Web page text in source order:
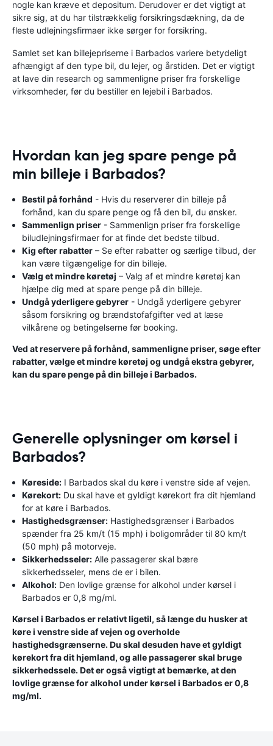
nogle kan kræve et depositum. Derudover er det vigtigt at
sikre sig, at du har tilstrækkelig forsikringsdækning, da de
fleste udlejningsfirmaer ikke sørger for forsikring.
Samlet set kan billejepriserne i Barbados variere betydeligt
afhængigt af den type bil, du lejer, og årstiden. Det er vigtigt
at lave din research og sammenligne priser fra forskellige
virksomheder, før du bestiller en lejebil i Barbados.
Hvordan kan jeg spare penge på
min billeje i Barbados?
Bestil på forhånd - Hvis du reserverer din billeje på
forhånd, kan du spare penge og få den bil, du ønsker.
Sammenlign priser - Sammenlign priser fra forskellige
biludlejningsfirmaer for at finde det bedste tilbud.
Kig efter rabatter – Se efter rabatter og særlige tilbud, der
kan være tilgængelige for din billeje.
Vælg et mindre køretøj – Valg af et mindre køretøj kan
hjælpe dig med at spare penge på din billeje.
Undgå yderligere gebyrer - Undgå yderligere gebyrer
såsom forsikring og brændstofafgifter ved at læse
vilkårene og betingelserne før booking.
Ved at reservere på forhånd, sammenligne priser, søge efter
rabatter, vælge et mindre køretøj og undgå ekstra gebyrer,
kan du spare penge på din billeje i Barbados.
Generelle oplysninger om kørsel i
Barbados?
Køreside: I Barbados skal du køre i venstre side af vejen.
Kørekort: Du skal have et gyldigt kørekort fra dit hjemland
for at køre i Barbados.
Hastighedsgrænser: Hastighedsgrænser i Barbados
spænder fra 25 km/t (15 mph) i boligområder til 80 km/t
(50 mph) på motorveje.
Sikkerhedsseler: Alle passagerer skal bære
sikkerhedsseler, mens de er i bilen.
Alkohol: Den lovlige grænse for alkohol under kørsel i
Barbados er 0,8 mg/ml.
Kørsel i Barbados er relativt ligetil, så længe du husker at
køre i venstre side af vejen og overholde
hastighedsgrænserne. Du skal desuden have et gyldigt
kørekort fra dit hjemland, og alle passagerer skal bruge
sikkerhedssele. Det er også vigtigt at bemærke, at den
lovlige grænse for alkohol under kørsel i Barbados er 0,8
mg/ml.